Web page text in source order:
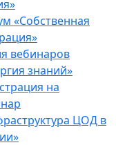
«Собственная
вебинаров
знаний»
на
ЦОД в